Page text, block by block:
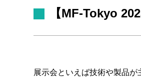
【MF-Tokyo
展示会といえば技術や製品が